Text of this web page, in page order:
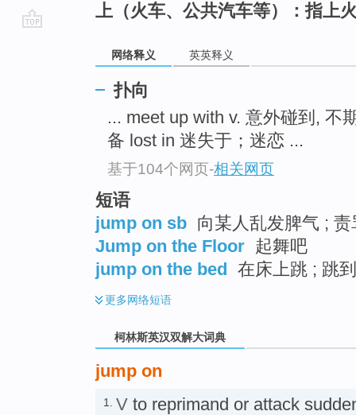
上（火车、公共汽车等）：指上
网络释义 英英释义
扑向
... meet up with v. 意外碰到, 不
备 lost in 迷失于；迷恋 ...
基于104个网页-相关网页
短语
jump on sb 向某人乱发脾气 ; 责
Jump on the Floor 起舞吧
jump on the bed 在床上跳 ; 跳
更多网络短语
柯林斯英汉双解大词典
jump on
1. V to reprimand or attack